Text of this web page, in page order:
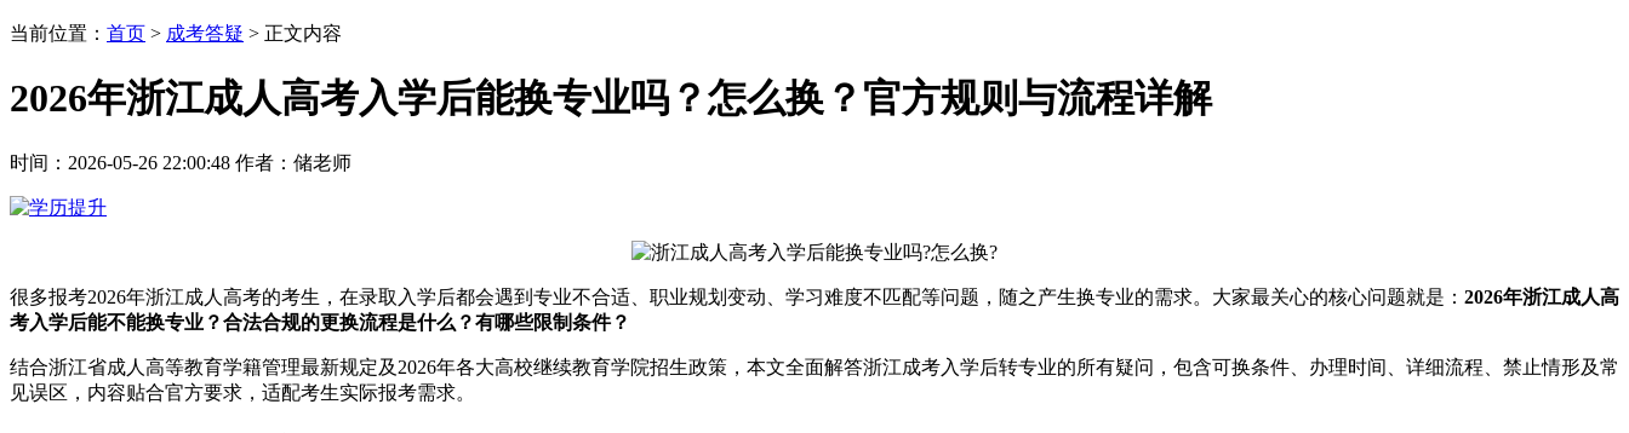
当前位置： 首页 > 成考答疑 > 正文内容
2026年浙江成人高考入学后能换专业吗？怎么换？官方规则与流程详解
时间：2026-05-26 22:00:48 作者：储老师
很多报考2026年浙江成人高考的考生，在录取入学后都会遇到专业不合适、职业规划变动、学习难度不匹配等问题，随之产生换专业的需求。大家最关心的核心问题就是： 2026年浙江成人高
考入学后能不能换专业？合法合规的更换流程是什么？有哪些限制条件？
结合浙江省成人高等教育学籍管理最新规定及2026年各大高校继续教育学院招生政策，本文全面解答浙江成考入学后转专业的所有疑问，包含可换条件、办理时间、详细流程、禁止情形及常
见误区，内容贴合官方要求，适配考生实际报考需求。